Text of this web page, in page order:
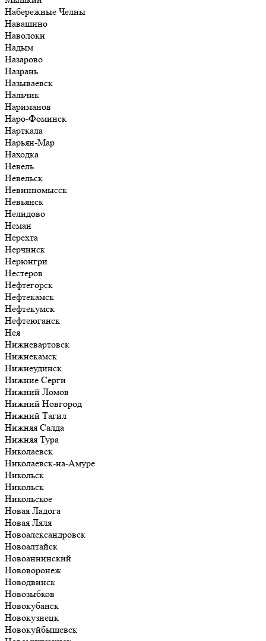
Набережные Челны
Навашино
Наволоки
Надым
Назарово
Назрань
Называевск
Нальчик
Нариманов
Наро-Фоминск
Нарткала
Нарьян-Мар
Находка
Невель
Невельск
Невинномысск
Невьянск
Нелидово
Неман
Нерехта
Нерчинск
Нерюнгри
Нестеров
Нефтегорск
Нефтекамск
Нефтекумск
Нефтеюганск
Нея
Нижневартовск
Нижнекамск
Нижнеудинск
Нижние Серги
Нижний Ломов
Нижний Новгород
Нижний Тагил
Нижняя Салда
Нижняя Тура
Николаевск
Николаевск-на-Амуре
Никольск
Никольск
Никольское
Новая Ладога
Новая Ляля
Новоалександровск
Новоалтайск
Новоаннинский
Нововоронеж
Новодвинск
Новозыбков
Новокубанск
Новокузнецк
Новокуйбышевск